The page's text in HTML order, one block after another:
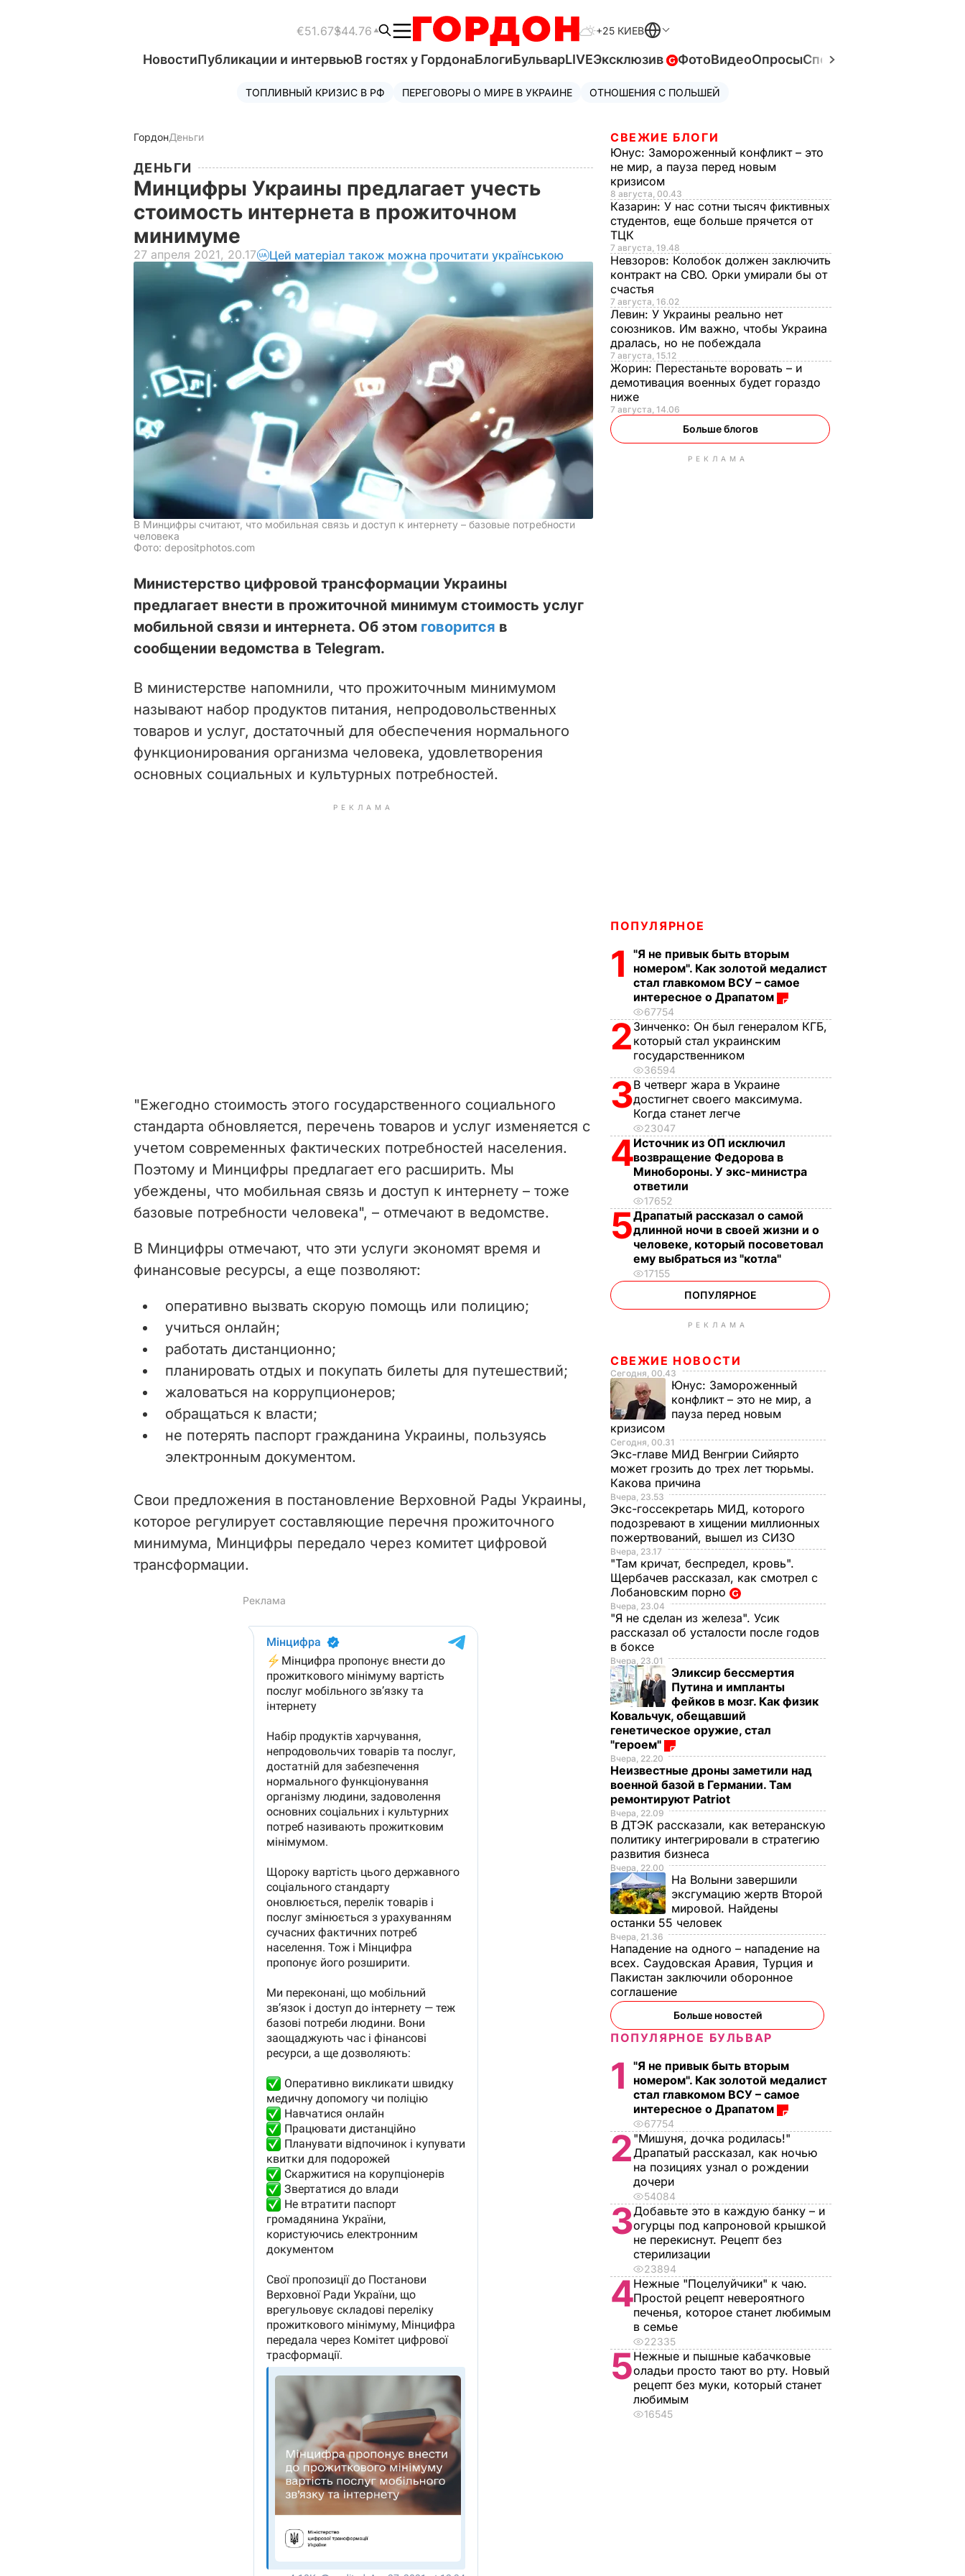
€51.67$44.76 +25 КИЕВ
НовостиПубликации и интервьюВ гостях у ГордонаБлогиБульварLIVEЭксклюзив ФотоВидеоОпросыСпецпроекты
ТОПЛИВНЫЙ КРИЗИС В РФ ПЕРЕГОВОРЫ О МИРЕ В УКРАИНЕ ОТНОШЕНИЯ С ПОЛЬШЕЙ
ГордонДеньги
ДЕНЬГИ
Минцифры Украины предлагает учесть
стоимость интернета в прожиточном
минимуме
27 апреля 2021, 20.17 Цей матеріал також можна прочитати українською
В Минцифры считают, что мобильная связь и доступ к интернету – базовые потребности
человека
Фото: depositphotos.com
Министерство цифровой трансформации Украины
предлагает внести в прожиточной минимум стоимость услуг
мобильной связи и интернета. Об этом говорится в
сообщении ведомства в Telegram.
В министерстве напомнили, что прожиточным минимумом
называют набор продуктов питания, непродовольственных
товаров и услуг, достаточный для обеспечения нормального
функционирования организма человека, удовлетворения
основных социальных и культурных потребностей.
РЕКЛАМА
"Ежегодно стоимость этого государственного социального
стандарта обновляется, перечень товаров и услуг изменяется с
учетом современных фактических потребностей населения.
Поэтому и Минцифры предлагает его расширить. Мы
убеждены, что мобильная связь и доступ к интернету – тоже
базовые потребности человека", – отмечают в ведомстве.
В Минцифры отмечают, что эти услуги экономят время и
финансовые ресурсы, а еще позволяют:
оперативно вызвать скорую помощь или полицию;
учиться онлайн;
работать дистанционно;
планировать отдых и покупать билеты для путешествий;
жаловаться на коррупционеров;
обращаться к власти;
не потерять паспорт гражданина Украины, пользуясь
электронным документом.
Свои предложения в постановление Верховной Рады Украины,
которое регулирует составляющие перечня прожиточного
минимума, Минцифры передало через комитет цифровой
трансформации.
СВЕЖИЕ БЛОГИ
Юнус: Замороженный конфликт – это
не мир, а пауза перед новым
кризисом
8 августа, 00.43
Казарин: У нас сотни тысяч фиктивных
студентов, еще больше прячется от
ТЦК
7 августа, 19.48
Невзоров: Колобок должен заключить
контракт на СВО. Орки умирали бы от
счастья
7 августа, 16.02
Левин: У Украины реально нет
союзников. Им важно, чтобы Украина
дралась, но не побеждала
7 августа, 15.12
Жорин: Перестаньте воровать – и
демотивация военных будет гораздо
ниже
7 августа, 14.06
Больше блогов
РЕКЛАМА
ПОПУЛЯРНОЕ
1
"Я не привык быть вторым
номером". Как золотой медалист
стал главкомом ВСУ – самое
интересное о Драпатом
67754
2 Зинченко: Он был генералом КГБ,
который стал украинским
государственником
36594
3В четверг жара в Украине
достигнет своего максимума.
Когда станет легче
23047
4Источник из ОП исключил
возвращение Федорова в
Минобороны. У экс-министра
ответили
17652
5Драпатый рассказал о самой
длинной ночи в своей жизни и о
человеке, который посоветовал
ему выбраться из "котла"
17155
ПОПУЛЯРНОЕ
РЕКЛАМА
СВЕЖИЕ НОВОСТИ
Сегодня, 00.43
Юнус: Замороженный
конфликт – это не мир, а
пауза перед новым
кризисом
Сегодня, 00.31
Экс-главе МИД Венгрии Сийярто
может грозить до трех лет тюрьмы.
Какова причина
Вчера, 23.53
Экс-госсекретарь МИД, которого
подозревают в хищении миллионных
пожертвований, вышел из СИЗО
Вчера, 23.17
"Там кричат, беспредел, кровь".
Щербачев рассказал, как смотрел с
Лобановским порно
Вчера, 23.04
"Я не сделан из железа". Усик
рассказал об усталости после годов
в боксе
Вчера, 23.01
Эликсир бессмертия
Путина и импланты
фейков в мозг. Как физик
Ковальчук, обещавший
генетическое оружие, стал
"героем"
Вчера, 22.20
Неизвестные дроны заметили над
военной базой в Германии. Там
ремонтируют Patriot
Вчера, 22.09
В ДТЭК рассказали, как ветеранскую
политику интегрировали в стратегию
развития бизнеса
Вчера, 22.00
На Волыни завершили
эксгумацию жертв Второй
мировой. Найдены
останки 55 человек
Вчера, 21.36
Нападение на одного – нападение на
всех. Саудовская Аравия, Турция и
Пакистан заключили оборонное
соглашение
Больше новостей
ПОПУЛЯРНОЕ БУЛЬВАР
1
"Я не привык быть вторым
номером". Как золотой медалист
стал главкомом ВСУ – самое
интересное о Драпатом
67754
2 "Мишуня, дочка родилась!"
Драпатый рассказал, как ночью
на позициях узнал о рождении
дочери
54084
3Добавьте это в каждую банку – и
огурцы под капроновой крышкой
не перекиснут. Рецепт без
стерилизации
23894
4Нежные "Поцелуйчики" к чаю.
Простой рецепт невероятного
печенья, которое станет любимым
в семье
22335
5Нежные и пышные кабачковые
оладьи просто тают во рту. Новый
рецепт без муки, который станет
любимым
16545